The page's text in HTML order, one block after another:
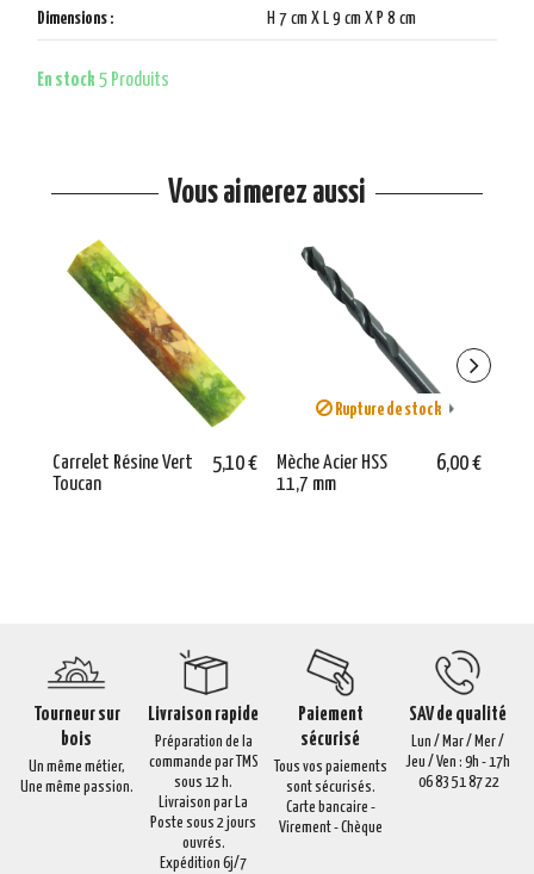
Dimensions : H 7 cm X L 9 cm X P 8 cm
En stock 5 Produits
Vous aimerez aussi
Carrelet Résine Vert
Toucan
5,10 €
Rupture de stock
Mèche Acier HSS
11,7 mm
6,00 €
Tourneur sur
bois
Un même métier,
Une même passion.
Livraison rapide
Préparation de la
commande par TMS
sous 12 h.
Livraison par La
Poste sous 2 jours
ouvrés.
Expédition 6j/7
Paiement
sécurisé
Tous vos paiements
sont sécurisés.
Carte bancaire -
Virement - Chèque
SAV de qualité
Lun / Mar / Mer /
Jeu / Ven : 9h - 17h
06 83 51 87 22